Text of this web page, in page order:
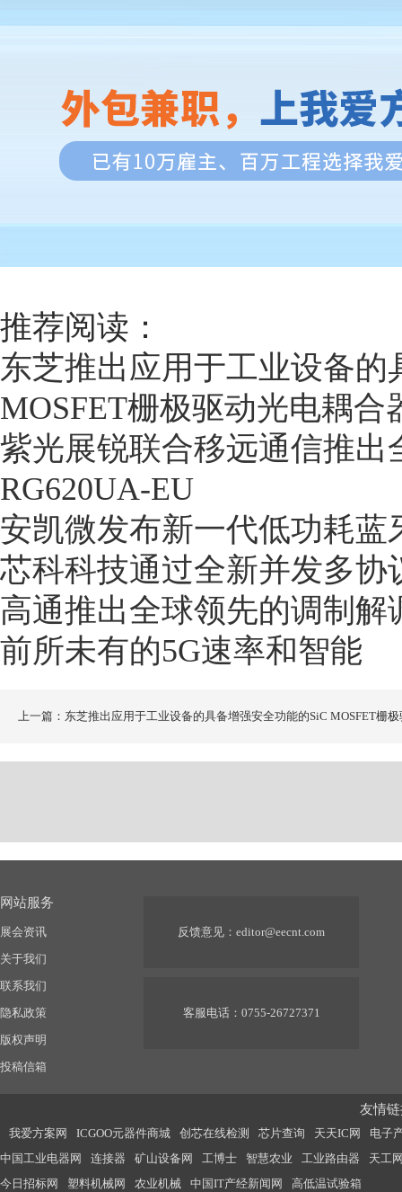
推荐阅读：
东芝推出应用于工业设备的
MOSFET栅极驱动光电耦合
紫光展锐联合移远通信推出
RG620UA-EU
安凯微发布新一代低功耗蓝
芯科科技通过全新并发多协
高通推出全球领先的调制
前所未有的5G速率和智能
上一篇：东芝推出应用于工业设备的具备增强安全功能的SiC MOSFET栅极
网站服务
展会资讯
关于我们
联系我们
隐私政策
版权声明
投稿信箱
反馈意见： editor@eecnt.com
客服电话：0755-26727371
友情
我爱方案网 ICGOO元器件商城 创芯在线检测 芯片查询 天天IC网
电子
中国工业电器网
连接器 矿山设备网 工博士 智慧农业 工业路由器
天工
今日招标网
塑料机械网 农业机械 中国IT产经新闻网 高低温试验箱